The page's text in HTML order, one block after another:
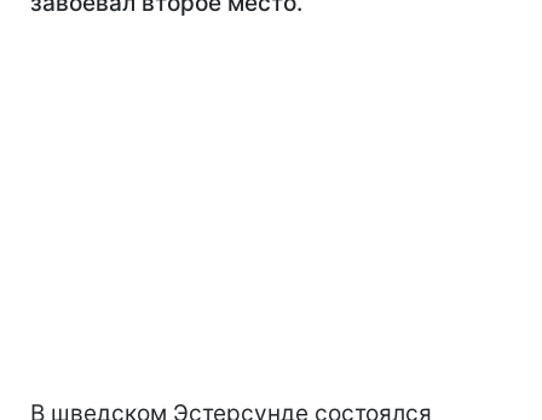
В шведском Эстерсунде состоялся